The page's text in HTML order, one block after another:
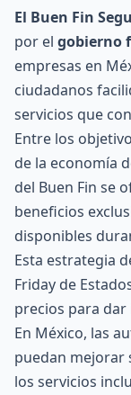
El Buen Fin
por el gobierno
empresas en
ciudadanos
servicios que
Entre los
de la economía
del Buen Fin se
beneficios
disponibles
Esta estrategia
Friday de
precios para dar
En México, las
puedan mejorar
los servicios